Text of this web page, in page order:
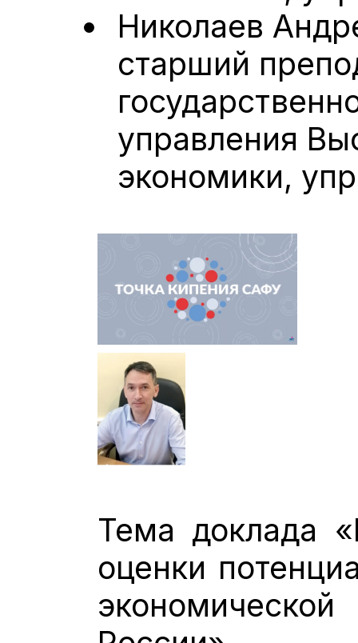
Николаев
старший
управления
экономики,
Тема доклада
оценки